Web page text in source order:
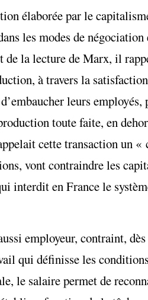
élaborée par le
les modes de
la lecture de Marx, il
à travers la
leurs
toute faite, en
cette transaction un «
vont contraindre les
interdit en France le
employeur, contraint,
qui définisse les
le salaire permet de